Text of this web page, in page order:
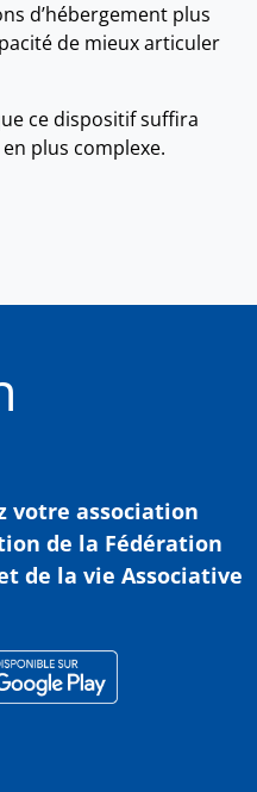
d’hébergement plus
de mieux articuler
ce dispositif suffira
plus complexe.
votre association
de la Fédération
de la vie Associative